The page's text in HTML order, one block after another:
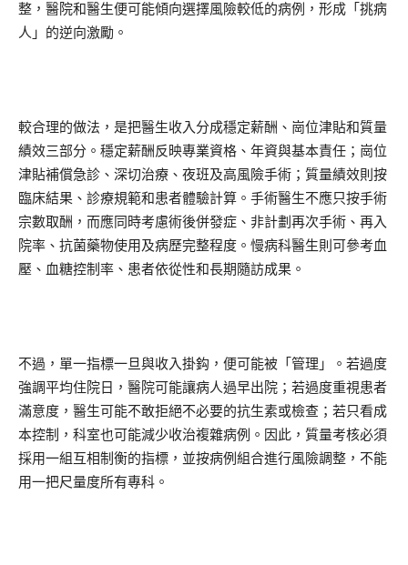
整，醫院和醫生便可能傾向選擇風險較低的病例，形成「挑病
人」的逆向激勵。
較合理的做法，是把醫生收入分成穩定薪酬、崗位津貼和質量
績效三部分。穩定薪酬反映專業資格、年資與基本責任；崗位
津貼補償急診、深切治療、夜班及高風險手術；質量績效則按
臨床結果、診療規範和患者體驗計算。手術醫生不應只按手術
宗數取酬，而應同時考慮術後併發症、非計劃再次手術、再入
院率、抗菌藥物使用及病歷完整程度。慢病科醫生則可參考血
壓、血糖控制率、患者依從性和長期隨訪成果。
不過，單一指標一旦與收入掛鈎，便可能被「管理」。若過度
強調平均住院日，醫院可能讓病人過早出院；若過度重視患者
滿意度，醫生可能不敢拒絕不必要的抗生素或檢查；若只看成
本控制，科室也可能減少收治複雜病例。因此，質量考核必須
採用一組互相制衡的指標，並按病例組合進行風險調整，不能
用一把尺量度所有專科。